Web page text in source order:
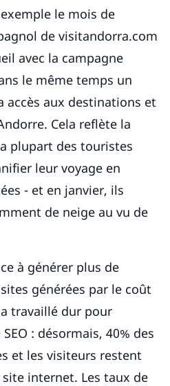
le mois de
de visitandorra.com
avec la campagne
le même temps un
accès aux destinations et
Cela reflète la
plupart des touristes
leur voyage en
- et en janvier, ils
de neige au vu de
à générer plus de
générées par le coût
travaillé dur pour
: désormais, 40% des
et les visiteurs restent
internet. Les taux de